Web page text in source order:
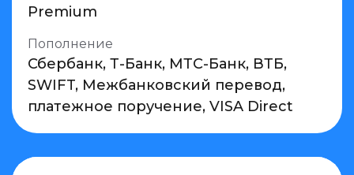
Premium
Пополнение
Сбербанк, Т-Банк, МТС-Банк, ВТБ,
SWIFT, Межбанковский перевод,
платежное поручение, VISA Direct